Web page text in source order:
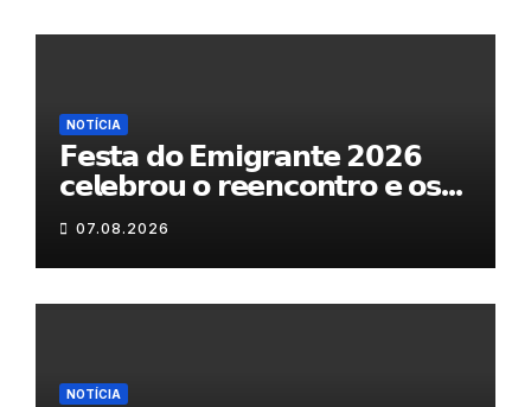
NOTÍCIA
𝗙𝗲𝘀𝘁𝗮 𝗱𝗼 𝗘𝗺𝗶𝗴𝗿𝗮𝗻𝘁𝗲 𝟮𝟬𝟮𝟲
𝗰𝗲𝗹𝗲𝗯𝗿𝗼𝘂 𝗼 𝗿𝗲𝗲𝗻𝗰𝗼𝗻𝘁𝗿𝗼 𝗲 𝗼𝘀
𝗹𝗮𝗰̧𝗼𝘀 𝗾𝘂𝗲 𝘂𝗻𝗲𝗺 𝗠𝘂𝗿𝗰̧𝗮
07.08.2026
NOTÍCIA